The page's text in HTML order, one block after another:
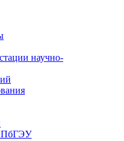
научно-